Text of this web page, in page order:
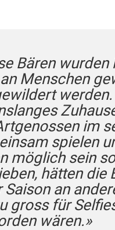
Bären
Menschen
im
spielen
möglich sein
hätten die
Saison an
gross für
wären.»